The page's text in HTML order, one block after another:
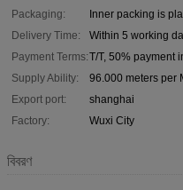
Packaging:
Inner packing is
Delivery Time:
Within 5 working
Payment Terms:T/T, 50% payment
Supply Ability:
96.000 meters per
Export port:
shanghai
Factory:
Wuxi City
বিবরণ